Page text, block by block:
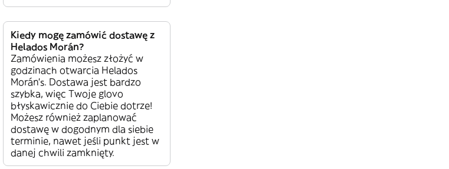
Kiedy mogę zamówić dostawę z
Helados Morán?
Zamówienia możesz złożyć w
godzinach otwarcia Helados
Morán’s. Dostawa jest bardzo
szybka, więc Twoje glovo
błyskawicznie do Ciebie dotrze!
Możesz również zaplanować
dostawę w dogodnym dla siebie
terminie, nawet jeśli punkt jest w
danej chwili zamknięty.